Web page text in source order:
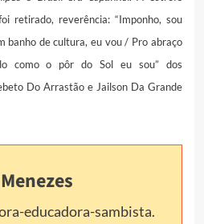
retirado, reverência: “Imponho, sou
banho de cultura, eu vou / Pro abraço
como o pôr do Sol eu sou” dos
Do Arrastão e Jailson Da Grande
educadora-sambista.